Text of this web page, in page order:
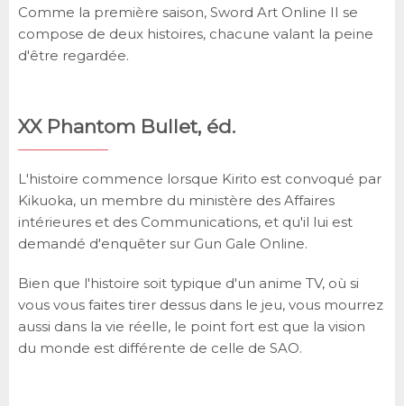
Comme la première saison, Sword Art Online II se
compose de deux histoires, chacune valant la peine
d'être regardée.
XX Phantom Bullet, éd.
L'histoire commence lorsque Kirito est convoqué par
Kikuoka, un membre du ministère des Affaires
intérieures et des Communications, et qu'il lui est
demandé d'enquêter sur Gun Gale Online.
Bien que l'histoire soit typique d'un anime TV, où si
vous vous faites tirer dessus dans le jeu, vous mourrez
aussi dans la vie réelle, le point fort est que la vision
du monde est différente de celle de SAO.